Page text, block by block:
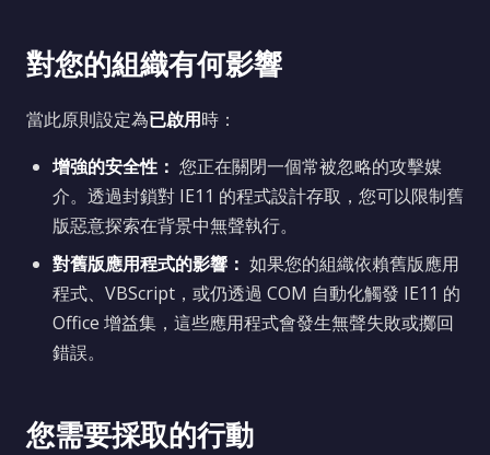
對您的組織有何影響
當此原則設定為已啟用時：
增強的安全性： 您正在關閉一個常被忽略的攻擊媒
介。透過封鎖對 IE11 的程式設計存取，您可以限制舊
版惡意探索在背景中無聲執行。
對舊版應用程式的影響： 如果您的組織依賴舊版應用
程式、VBScript，或仍透過 COM 自動化觸發 IE11 的
Office 增益集，這些應用程式會發生無聲失敗或擲回
錯誤。
您需要採取的行動